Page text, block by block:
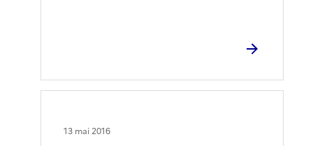
13 mai 2016